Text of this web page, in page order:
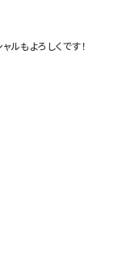
もよろしくです！